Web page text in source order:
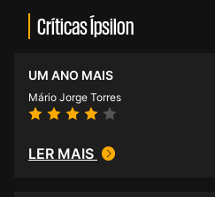
Críticas Ípsilon
UM ANO MAIS
Mário Jorge Torres
LER MAIS